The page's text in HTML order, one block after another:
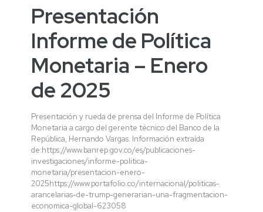
Presentación
Informe de Política
Monetaria – Enero
de 2025
Presentación y rueda de prensa del Informe de Política
Monetaria a cargo del gerente técnico del Banco de la
República, Hernando Vargas. Información extraída
de:https://www.banrep.gov.co/es/publicaciones-
investigaciones/informe-politica-
monetaria/presentacion-enero-
2025https://www.portafolio.co/internacional/politicas-
arancelarias-de-trump-generarian-una-fragmentacion-
economica-global-623058